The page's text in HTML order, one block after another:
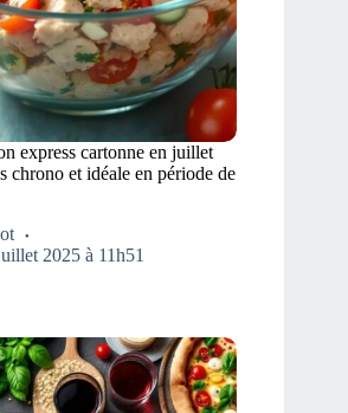
express cartonne en juillet
chrono et idéale en période de
2025 à 11h51